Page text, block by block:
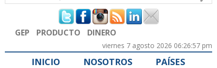
Formulario de búsqueda
GEP PRODUCTO DINERO
viernes 7 agosto 2026 06:26:57 pm
INICIO NOSOTROS
PAÍSES